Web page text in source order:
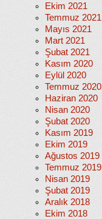
Ekim 2021
Temmuz 2021
Mayıs 2021
Mart 2021
Şubat 2021
Kasım 2020
Eylül 2020
Temmuz 2020
Haziran 2020
Nisan 2020
Şubat 2020
Kasım 2019
Ekim 2019
Ağustos 2019
Temmuz 2019
Nisan 2019
Şubat 2019
Aralık 2018
Ekim 2018